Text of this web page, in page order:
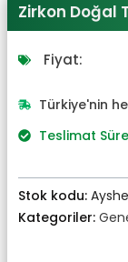
Zirkon Doğal
Fiyat:
Türkiye'nin
Teslimat
Stok kodu:
Kategoriler: